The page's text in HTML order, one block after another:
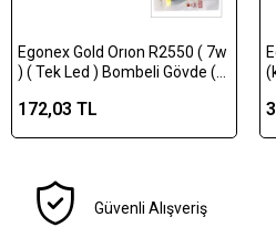
Egonex Gold Orıon R2550 ( 7w
) ( Tek Led ) Bombeli Gövde (
Mesafeli ) Kambur*100
172,03 TL
Güvenli Alışveriş